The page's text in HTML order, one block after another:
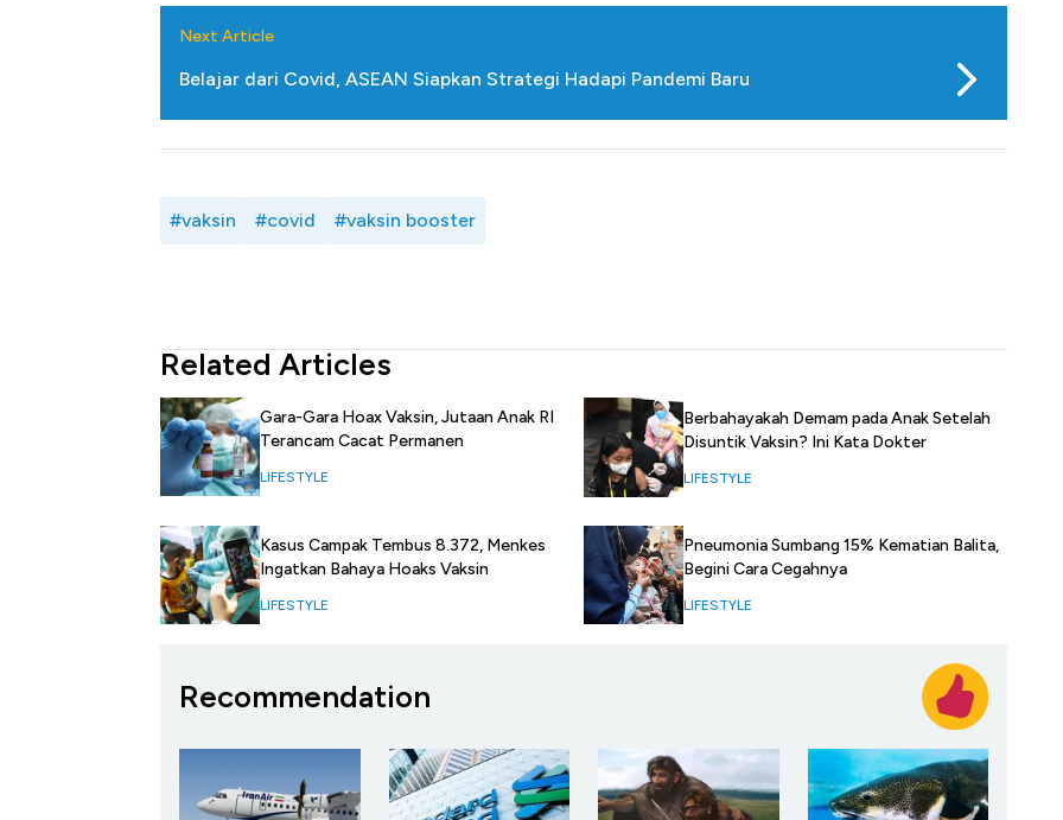
Next Article
Belajar dari Covid, ASEAN Siapkan Strategi Hadapi Pandemi Baru
#vaksin #covid #vaksin booster
Related Articles
Gara-Gara Hoax Vaksin, Jutaan Anak RI
Terancam Cacat Permanen
LIFESTYLE
Kasus Campak Tembus 8.372, Menkes
Ingatkan Bahaya Hoaks Vaksin
LIFESTYLE
Berbahayakah Demam pada Anak Setelah
Disuntik Vaksin? Ini Kata Dokter
LIFESTYLE
Pneumonia Sumbang 15% Kematian Balita,
Begini Cara Cegahnya
LIFESTYLE
Recommendation